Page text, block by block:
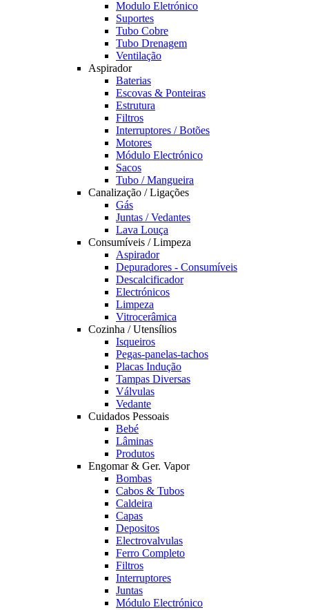
Modulo Eletrónico
Suportes
Tubo Cobre
Tubo Drenagem
Ventilação
Aspirador
Baterias
Escovas & Ponteiras
Estrutura
Filtros
Interruptores / Botões
Motores
Módulo Electrónico
Sacos
Tubo / Mangueira
Canalização / Ligações
Gás
Juntas / Vedantes
Lava Louça
Consumíveis / Limpeza
Aspirador
Depuradores - Consumíveis
Descalcificador
Electrónicos
Limpeza
Vitrocerâmica
Cozinha / Utensílios
Isqueiros
Pegas-panelas-tachos
Placas Indução
Tampas Diversas
Válvulas
Vedante
Cuidados Pessoais
Bebé
Lâminas
Produtos
Engomar & Ger. Vapor
Bombas
Cabos & Tubos
Caldeira
Capas
Depositos
Electrovalvulas
Ferro Completo
Filtros
Interruptores
Juntas
Módulo Electrónico